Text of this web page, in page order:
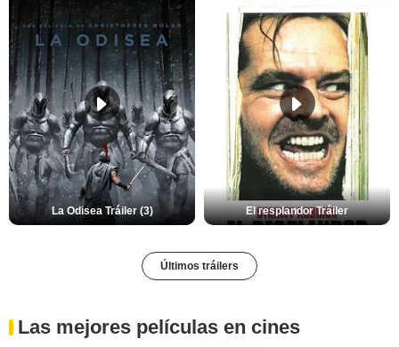
La Odisea Tráiler (3) El resplandor Tráiler
Últimos tráilers
Las mejores películas en cines